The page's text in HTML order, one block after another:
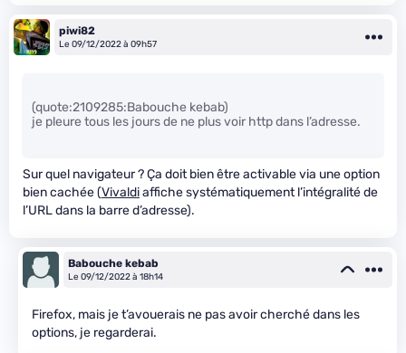
piwi82
Le 09/12/2022 à 09h57
(quote:2109285:Babouche kebab)
je pleure tous les jours de ne plus voir http dans l’adresse.
Sur quel navigateur ? Ça doit bien être activable via une option
bien cachée (Vivaldiaffiche systématiquement l’intégralité de
l’URL dans la barre d’adresse).
Babouche kebab
Le 09/12/2022 à 18h14
Firefox, mais je t’avouerais ne pas avoir cherché dans les
options, je regarderai.